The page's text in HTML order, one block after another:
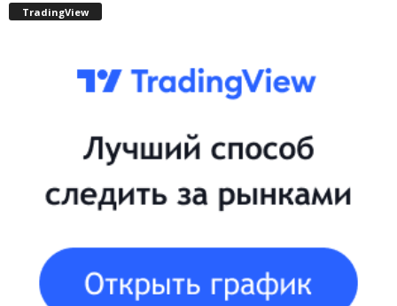
TradingView